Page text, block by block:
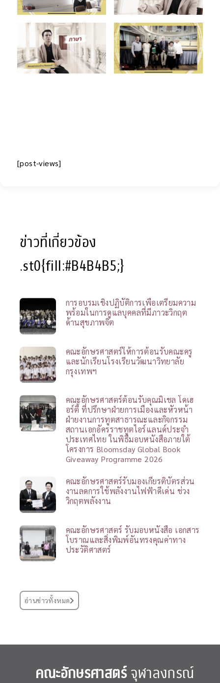
[post-views]
ข่าวที่เกี่ยวข้อง
.st0{fill:#B4B4B5;}
การอบรมเชิงปฏิบัติการเพื่อเตรียมความ
พร้อมในการดูแลบุคคลที่มีภาวะวิกฤต
ด้านสุขภาพจิต
คณะอักษรศาสตร์ให้การต้อนรับคณะครู
และนักเรียนโรงเรียนวัฒนาวิทยาลัย
กรุงเทพฯ
คณะอักษรศาสตร์ต้อนรับคุณมิเชล โดเฮ
อร์ตี้ ที่ปรึกษาฝ่ายการเมืองและหัวหน้า
ฝ่ายงานการทูตสาธารณะและกิจกรรม
สถานเอกอัครราชทูตไอร์แลนด์ประจำ
ประเทศไทย ในพิธีมอบหนังสือภายใต้
โครงการ Bloomsday Global Book
Giveaway Programme 2026
คณะอักษรศาสตร์รับมองเกียรติบัตรส่วน
งานลดการใช้พลังงานไฟฟ้าดีเด่น ช่วง
วิกฤตพลังงาน
คณะอักษรศาสตร์ รับมอบหนังสือ เอกสาร
โบราณและสิ่งพิมพ์อันทรงคุณค่าทาง
ประวัติศาสตร์
อ่านข่าวทั้งหมด
คณะอักษรศาสตร์จุฬาลงกรณ์